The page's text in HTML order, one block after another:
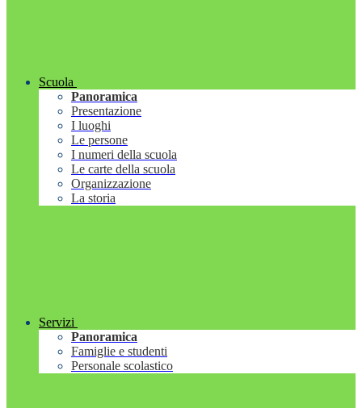
Scuola
Panoramica
Presentazione
I luoghi
Le persone
I numeri della scuola
Le carte della scuola
Organizzazione
La storia
Servizi
Panoramica
Famiglie e studenti
Personale scolastico